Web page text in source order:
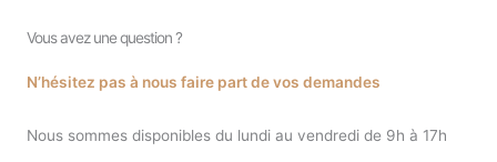
Vous avez une question ?
N’hésitez pas à nous faire part de vos demandes
Nous sommes disponibles du lundi au vendredi de 9h à 17h